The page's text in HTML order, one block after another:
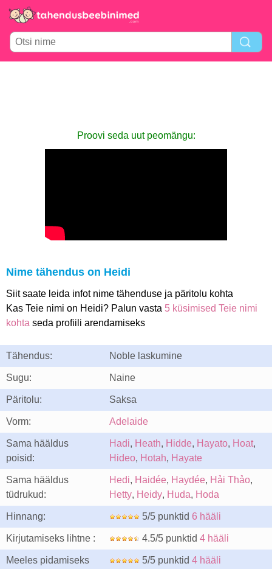
Proovi seda uut peomängu:
Nime tähendus on Heidi
Siit saate leida infot nime tähenduse ja päritolu kohta
Kas Teie nimi on Heidi? Palun vasta 5 küsimised Teie nimi
kohta seda profiili arendamiseks
Tähendus: Noble laskumine
Sugu: Naine
Päritolu: Saksa
Vorm: Adelaide
Sama hääldus
poisid:
Hadi, Heath, Hidde, Hayato, Hoat,
Hideo, Hotah, Hayate
Sama hääldus
tüdrukud:
Hedi, Haidée, Haydée, Hải Thảo,
Hetty, Heidy, Huda, Hoda
Hinnang: 5/5 punktid 6 hääli
Kirjutamiseks lihtne : 4.5/5 punktid 4 hääli
Meeles pidamiseks
5/5 punktid 4 hääli